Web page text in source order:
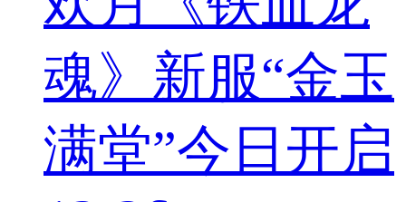
魂》新服“金玉
满堂”今日开启